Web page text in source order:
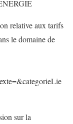
relative aux tarifs
le domaine de
sur la